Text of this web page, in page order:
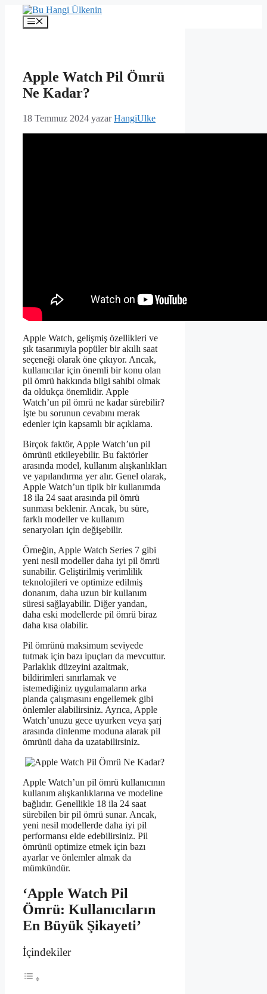
İçeriğe
Menü
Apple Watch Pil Ömrü
Ne Kadar?
18 Temmuz 2024 yazarHangiUlke
Apple Watch, gelişmiş özellikleri ve
şık tasarımıyla popüler bir akıllı saat
seçeneği olarak öne çıkıyor. Ancak,
kullanıcılar için önemli bir konu olan
pil ömrü hakkında bilgi sahibi olmak
da oldukça önemlidir. Apple
Watch’un pil ömrü ne kadar sürebilir?
İşte bu sorunun cevabını merak
edenler için kapsamlı bir açıklama.
Birçok faktör, Apple Watch’un pil
ömrünü etkileyebilir. Bu faktörler
arasında model, kullanım alışkanlıkları
ve yapılandırma yer alır. Genel olarak,
Apple Watch’un tipik bir kullanımda
18 ila 24 saat arasında pil ömrü
sunması beklenir. Ancak, bu süre,
farklı modeller ve kullanım
senaryoları için değişebilir.
Örneğin, Apple Watch Series 7 gibi
yeni nesil modeller daha iyi pil ömrü
sunabilir. Geliştirilmiş verimlilik
teknolojileri ve optimize edilmiş
donanım, daha uzun bir kullanım
süresi sağlayabilir. Diğer yandan,
daha eski modellerde pil ömrü biraz
daha kısa olabilir.
Pil ömrünü maksimum seviyede
tutmak için bazı ipuçları da mevcuttur.
Parlaklık düzeyini azaltmak,
bildirimleri sınırlamak ve
istemediğiniz uygulamaların arka
planda çalışmasını engellemek gibi
önlemler alabilirsiniz. Ayrıca, Apple
Watch’unuzu gece uyurken veya şarj
arasında dinlenme moduna alarak pil
ömrünü daha da uzatabilirsiniz.
Apple Watch’un pil ömrü kullanıcının
kullanım alışkanlıklarına ve modeline
bağlıdır. Genellikle 18 ila 24 saat
sürebilen bir pil ömrü sunar. Ancak,
yeni nesil modellerde daha iyi pil
performansı elde edebilirsiniz. Pil
ömrünü optimize etmek için bazı
ayarlar ve önlemler almak da
mümkündür.
‘Apple Watch Pil
Ömrü: Kullanıcıların
En Büyük Şikayeti’
İçindekiler